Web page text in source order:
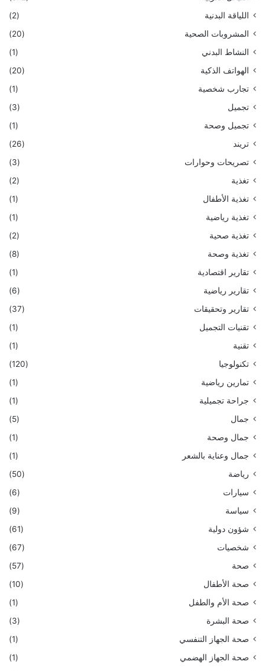
اللياقة البدنية
(2)
المشروبات الصحية
(20)
النشاط البدني
(1)
الهواتف الذكية
(20)
تجارب شخصية
(1)
تجميل
(3)
تجميل وصحة
(1)
تريند
(26)
تصريحات وحوارات
(3)
تغذية
(2)
تغذية الأطفال
(1)
تغذية رياضية
(1)
تغذية صحية
(2)
تغذية وصحة
(8)
تقارير اقتصادية
(1)
تقارير رياضية
(6)
تقارير وتحقيقات
(37)
تقنيات التجميل
(1)
تقنية
(1)
تكنولوجيا
(120)
تمارين رياضية
(1)
جراحة تجميلية
(1)
جمال
(5)
جمال وصحة
(1)
جمال وعناية بالشعر
(1)
رياضة
(50)
سيارات
(6)
سياسة
(9)
شؤون دولية
(61)
شخصيات
(67)
صحة
(57)
صحة الأطفال
(10)
صحة الأم والطفل
(1)
صحة البشرة
(3)
صحة الجهاز التنفسي
(1)
صحة الجهاز الهضمي
(1)